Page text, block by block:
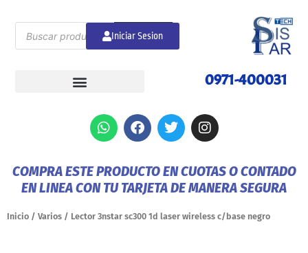
contenido
Búsqueda
productos
BUSCAR
Iniciar Sesion
0971-400031
W
h
s
a
p
F
a
b
o
k
T
w
t
e
I
n
a
g
a
COMPRA ESTE PRODUCTO EN CUOTAS O CONTADO
EN LINEA CON TU TARJETA DE MANERA SEGURA
Inicio / Varios / Lector 3nstar sc300 1d laser wireless c/base negro